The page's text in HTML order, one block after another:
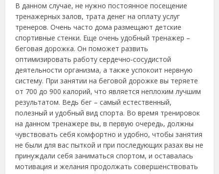
В данном случае, не нужно постоянное посещение
тренажерных залов, трата денег на оплату услуг
тренеров. Очень часто дома размещают детские
спортивные стенки. Еще очень удобный тренажер –
беговая дорожка. Он поможет развить
оптимизировать работу сердечно-сосудистой
деятельности организма, а также успокоит нервную
систему. При занятии на беговой дорожке вы теряете
от 700 до 900 калорий, что является неплохим лучшим
результатом. Ведь бег – самый естественный,
полезный и удобный вид спорта. Во время тренировок
на данном тренажере вы, в первую очередь, должны
чувствовать себя комфортно и удобно, чтобы занятия
не были для вас пыткой и при последующих разах вы не
принуждали себя заниматься спортом, и оставалась
мотивация и желания продолжать совершенствовать